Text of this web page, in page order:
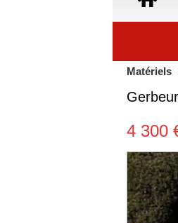
Matériels
Gerbeur
4 300